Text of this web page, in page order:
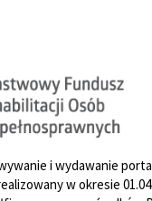
i wydawanie
w okresie